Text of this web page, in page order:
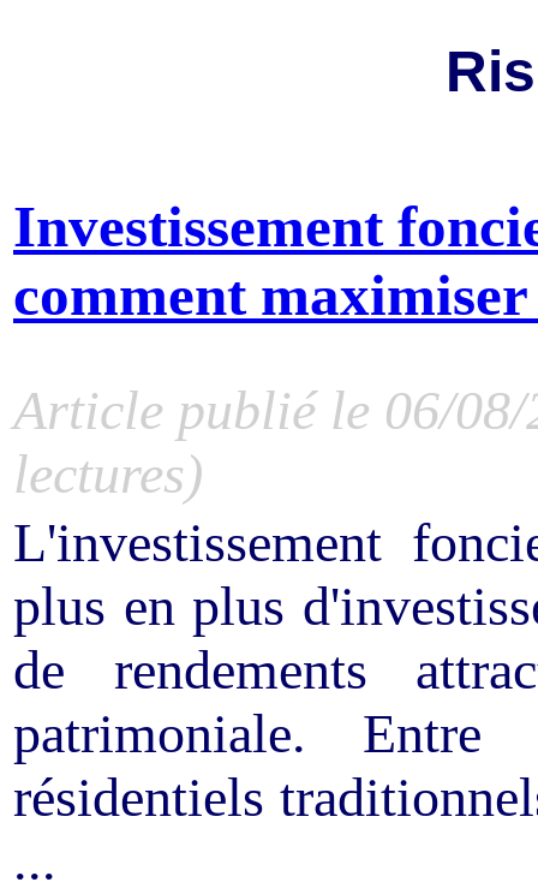
Investissement
comment
Article publié le 06/
lectures)
L'investissement
plus en plus
de rendements
patrimoniale. Entre
résidentiels
...